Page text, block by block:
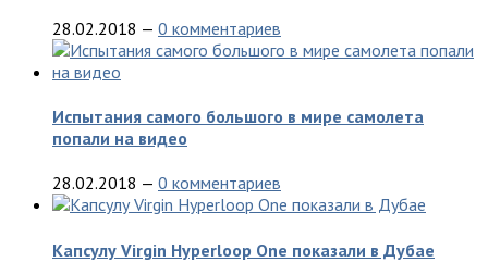
28.02.2018 — 0 комментариев
Испытания самого большого в мире самолета
попали на видео
28.02.2018 — 0 комментариев
Капсулу Virgin Hyperloop One показали в Дубае